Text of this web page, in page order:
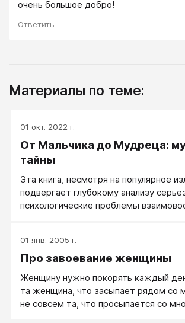
очень большое добро!
Ответить
Материалы по теме:
01 окт. 2022 г.
От Мальчика до Мудреца:
тайны
Эта книга, несмотря на популярное
подвергает глубокому анализу
психологические проблемы
01 янв. 2005 г.
Про завоевание женщины
Женщину нужно покорять каждый
та женщина, что засыпает рядом со
не совсем та, что просыпается со